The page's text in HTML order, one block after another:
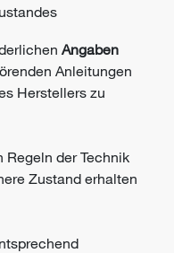
Angaben
Anleitungen
Herstellers zu
der Technik
Zustand erhalten